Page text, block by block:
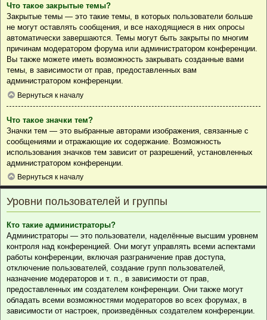
Что такое закрытые темы?
Закрытые темы — это такие темы, в которых пользователи больше
не могут оставлять сообщения, и все находящиеся в них опросы
автоматически завершаются. Темы могут быть закрыты по многим
причинам модератором форума или администратором конференции.
Вы также можете иметь возможность закрывать созданные вами
темы, в зависимости от прав, предоставленных вам
администратором конференции.
Вернуться к началу
Что такое значки тем?
Значки тем — это выбранные авторами изображения, связанные с
сообщениями и отражающие их содержание. Возможность
использования значков тем зависит от разрешений, установленных
администратором конференции.
Вернуться к началу
Уровни пользователей и группы
Кто такие администраторы?
Администраторы — это пользователи, наделённые высшим уровнем
контроля над конференцией. Они могут управлять всеми аспектами
работы конференции, включая разграничение прав доступа,
отключение пользователей, создание групп пользователей,
назначение модераторов и т. п., в зависимости от прав,
предоставленных им создателем конференции. Они также могут
обладать всеми возможностями модераторов во всех форумах, в
зависимости от настроек, произведённых создателем конференции.